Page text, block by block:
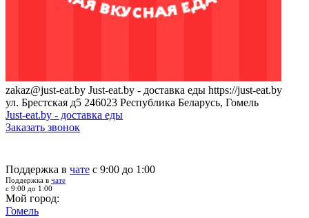
zakaz@just-eat.by Just-eat.by - доставка еды https://just-eat.by
ул. Брестская д5 246023 Республика Беларусь, Гомель
Just-eat.by - доставка еды
Заказать звонок
Поддержка в чате с 9:00 до 1:00
Поддержка в чате
с 9:00 до 1:00
Мой город:
Гомель